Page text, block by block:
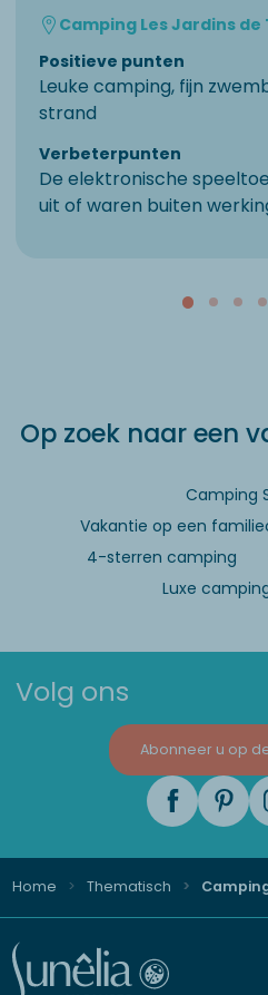
Camping Les Jardins de
Positieve punten
Leuke camping, fijn
strand
Verbeterpunten
De elektronische
uit of waren buiten
Op zoek naar een
Camping
Vakantie op een
4-sterren camping
Luxe
Volg ons
Abonneer u op
Home Thematisch